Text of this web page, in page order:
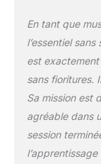
En tant que
l’essentiel
est
sans fioritures.
Sa mission est
agréable dans
session